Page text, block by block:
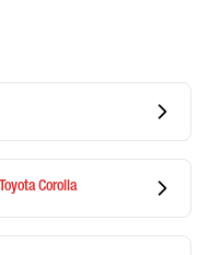
ToyotaCorolla